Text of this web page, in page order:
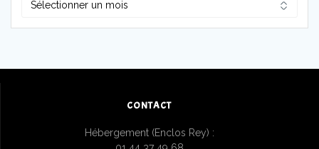
CONTACT
Hébergement (Enclos Rey) :